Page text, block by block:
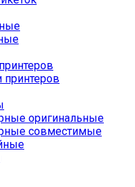
оригинальные
совместимые